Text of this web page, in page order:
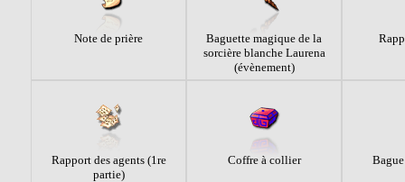
Note de prière
Baguette magique de la
sorcière blanche Laurena
(évènement)
Rapport des agents (1re
partie)
Coffre à collier